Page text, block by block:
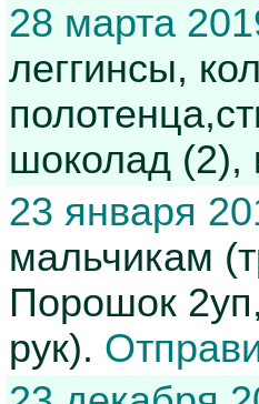
28 марта
леггинсы,
шоколад (2),
23 января
мальчикам
Порошок
рук).